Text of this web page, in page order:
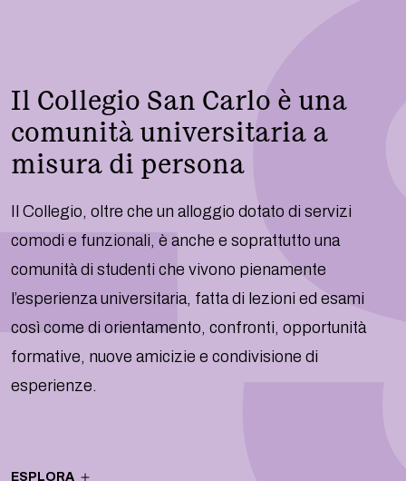
Il Collegio, oltre che un alloggio dotato di servizi
comodi e funzionali, è anche e soprattutto una
comunità di studenti che vivono pienamente
l’esperienza universitaria, fatta di lezioni ed esami
così come di orientamento, confronti, opportunità
formative, nuove amicizie e condivisione di
esperienze.
ESPLORA
Il Collegio San Carlo è una
comunità universitaria a
misura di persona